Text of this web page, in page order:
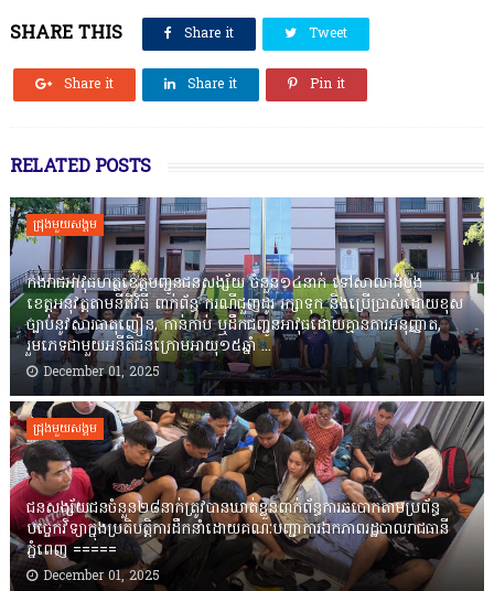
SHARE THIS Share it Tweet
Share it Share it Pin it
RELATED POSTS
ជ្រុងមួយសង្គម
កងរាជឣាវុធហត្ថខេត្តបញ្ជូនជនសង្ស័យ ចំនួន១៤នាក់ ទៅសាលាដំបូង
ខេត្តឣនុវត្តតាមនីតិវិធី ពាក់ព័ន្ធ ករណីជួញដូរ រក្សាទុក និងប្រើប្រាស់ដោយខុស
ច្បាប់នូវសារធាតុញៀន, កាន់កាប់ ឬដឹកជញ្ជូនអាវុធដោយគ្មានការអនុញ្ញាត,
រួមភេទជាមួយអនីតិជនក្រោមអាយុ១៥ឆ្នាំ ...
December 01, 2025
ជ្រុងមួយសង្គម
ជនសង្ស័យជនចំនួន២៨នាក់ត្រូវបានឃាត់ខ្លួនពាក់ព័ន្ធការឆបោកតាមប្រព័ន្ធ
បច្ចេកវិទ្យាក្នុងប្រតិបត្តិការដឹកនាំដោយគណៈបញ្ជាការឯកភាពរដ្ឋបាលរាជធានី
ភ្នំពេញ ‎=====
December 01, 2025